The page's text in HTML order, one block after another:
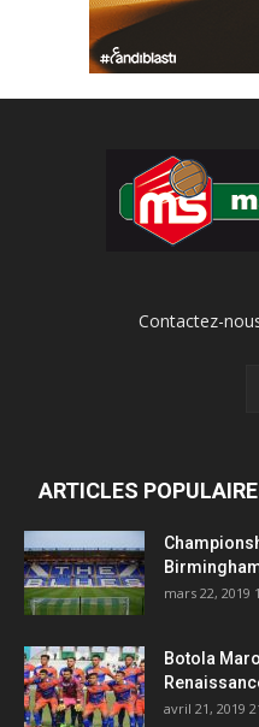
Contactez-
ARTICLES
mars 22, 2019
Botola
avril 21, 2019